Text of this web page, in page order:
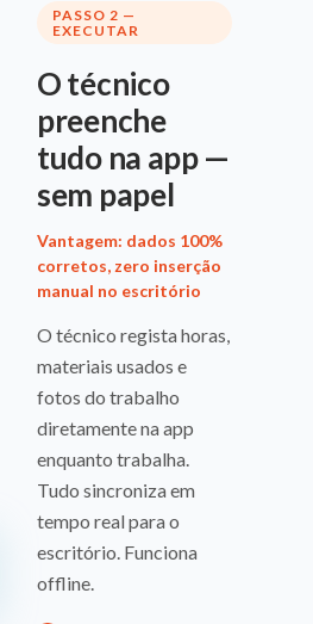
PASSO 2 —
EXECUTAR
O técnico
preenche
tudo na app —
sem papel
Vantagem: dados 100%
corretos, zero inserção
manual no escritório
O técnico regista horas,
materiais usados e
fotos do trabalho
diretamente na app
enquanto trabalha.
Tudo sincroniza em
tempo real para o
escritório. Funciona
offline.